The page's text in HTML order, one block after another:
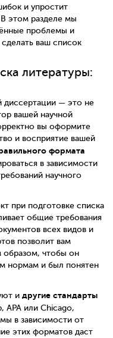
и упростит
этом разделе мы
проблемы и
ваш список
литературы:
диссертации — это не
вашей научной
вы оформите
и восприятие вашей
формата
в зависимости
научного
при подготовке списка
общие требования
всех видов и
позволит вам
образом, чтобы он
нормам и был понятен
и другие стандарты
APA или Chicago,
в зависимости от
этих форматов даст